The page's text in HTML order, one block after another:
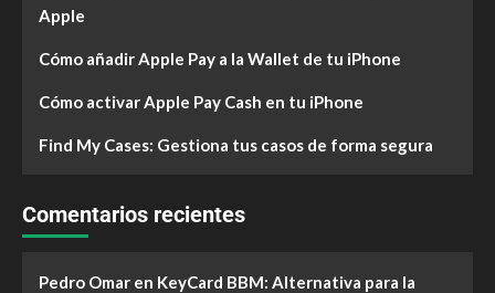
Apple
Cómo añadir Apple Pay a la Wallet de tu iPhone
Cómo activar Apple Pay Cash en tu iPhone
Find My Cases: Gestiona tus casos de forma segura
Comentarios recientes
Pedro Omar en KeyCard BBM: Alternativa para la